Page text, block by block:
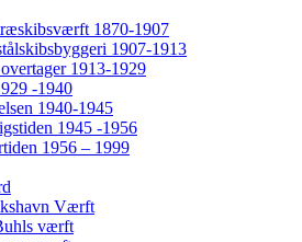
1870-1907
1907-1913
1913-1929
-1940
1940-1945
1945 -1956
1956 – 1999
Værft
værft